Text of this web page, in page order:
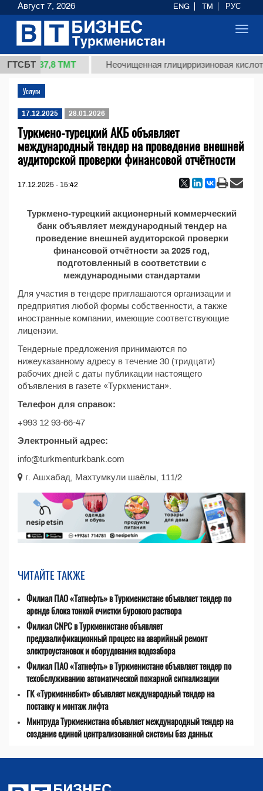
ГТСБТ
1 (кг.) 37,8 ТМТ Неочищенная глицирризиновая
Услуги
17.12.2025 28.01.2026
Туркмено-турецкий АКБ объявляет
международный тендер на проведение внешней
аудиторской проверки финансовой отчётности
17.12.2025 - 15:42
Туркмено-турецкий акционерный коммерческий
банк объявляет международный тeндер на
проведение внешней аудиторской проверки
финансовой отчётности за 2025 год,
подготовленный в соответствии с
международными стандартами
Для участия в тендере приглашаются организации и
предприятия любой формы собственности, а также
иностранные компании, имеющие соответствующие
лицензии.
Тендерные предложения принимаются по
нижеуказанному адресу в течение 30 (тридцати)
рабочих дней с даты публикации настоящего
объявления в газете «Туркменистан».
Телефон для справок:
+993 12 93-66-47
Электронный адрес:
info@turkmenturkbank.com
г. Ашхабад, Махтумкули шаёлы, 111/2
ЧИТАЙТЕ ТАКЖЕ
Филиал ПАО «Татнефть» в Туркменистане объявляет тендер по
аренде блока тонкой очистки бурового раствора
Филиал CNPC в Туркменистане объявляет
предквалификационный процесс на аварийный ремонт
электроустановок и оборудования водозабора
Филиал ПАО «Татнефть» в Туркменистане объявляет тендер по
техобслуживанию автоматической пожарной сигнализации
ГК «Туркменнебит» объявляет международный тендер на
поставку и монтаж лифта
Минтруда Туркменистана объявляет международный тендер на
создание единой централизованной системы баз данных
Август 7, 2026 ENG TM РУС